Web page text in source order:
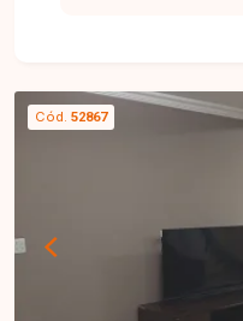
suíte, banheiro
integrada,
02 vagas de
oferece uma
churrasqueira,
momentos de lazer.
armários
porcelanato,
Cód. 52867